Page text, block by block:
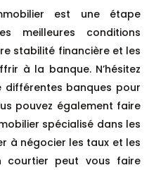
est une étape
meilleures conditions
stabilité financière et les
à la banque. N’hésitez
banques pour
pouvez également faire
spécialisé dans les
à négocier les taux et les
courtier peut vous faire